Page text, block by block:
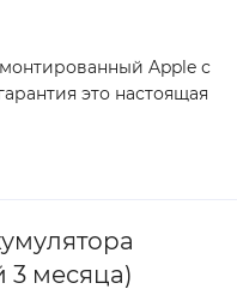
Apple с
это настоящая
3 месяца)